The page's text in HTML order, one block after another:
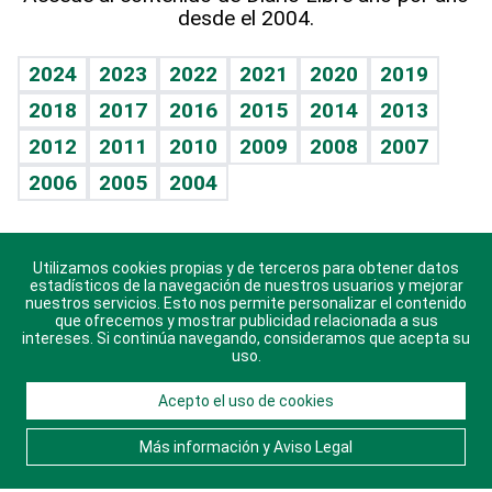
Vida y familia
Eñe
Celebrando la vida
Sin complejos
En pocas palabras
Escuchando al corazón
Economía Personal
TBT Deportivo
Guía del dinero
Horóscopos
Crucigramas
desde el 2004.
2024 2023 2022 2021 2020
2019
2018
2017 2016 2015 2014
2013
2012
2011 2010 2009 2008
2007
2006
2005 2004
Descarga nuestras aplicaciones para Android, iOS y
sistema Huawei.
© 2021 Diario Libre, todos los derechos reservados.
Consulta elAviso Legal. Ponte en Contacto
nosotros y conoce más sobre Diario Libre
Utilizamos cookies propias y de terceros para obtener datos
estadísticos de la navegación de nuestros usuarios y mejorar
nuestros servicios. Esto nos permite personalizar el contenido
que ofrecemos y mostrar publicidad relacionada a sus
intereses. Si continúa navegando, consideramos que acepta su
uso.
Acepto el uso de cookies
Más información y Aviso Legal